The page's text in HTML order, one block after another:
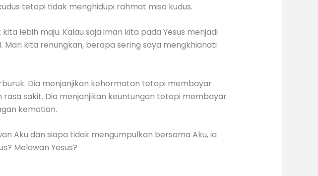
tetapi tidak menghidupi rahmat misa kudus.
lebih maju. Kalau saja iman kita pada Yesus menjadi
kita renungkan, berapa sering saya mengkhianati
Dia menjanjikan kehormatan tetapi membayar
sakit. Dia menjanjikan keuntungan tetapi membayar
kematian.
Aku dan siapa tidak mengumpulkan bersama Aku, ia
Melawan Yesus?